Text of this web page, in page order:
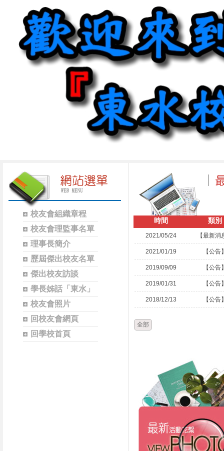
校友會組織章程
校友會理監事名單
理事長簡介
歷屆傑出校友名單
傑出校友訪談
學長姊話「東水」
校友會照片
回校友會網頁
回學校首頁
時間 類別
2021/05/24 【最新消
2021/01/19 【公告
2019/09/09 【公告
2019/01/31 【公告
2018/12/13 【公告
全部